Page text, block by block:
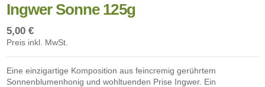
Ingwer Sonne 125g
5,00 €
Preis inkl. MwSt.
Eine einzigartige Komposition aus feincremig gerührtem
Sonnenblumenhonig und wohltuenden Prise Ingwer. Ein